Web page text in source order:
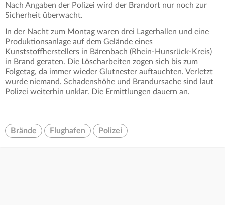
Nach Angaben der Polizei wird der Brandort nur noch zur
Sicherheit überwacht.
In der Nacht zum Montag waren drei Lagerhallen und eine
Produktionsanlage auf dem Gelände eines
Kunststoffherstellers in Bärenbach (Rhein-Hunsrück-Kreis)
in Brand geraten. Die Löscharbeiten zogen sich bis zum
Folgetag, da immer wieder Glutnester auftauchten. Verletzt
wurde niemand. Schadenshöhe und Brandursache sind laut
Polizei weiterhin unklar. Die Ermittlungen dauern an.
Brände Flughafen Polizei